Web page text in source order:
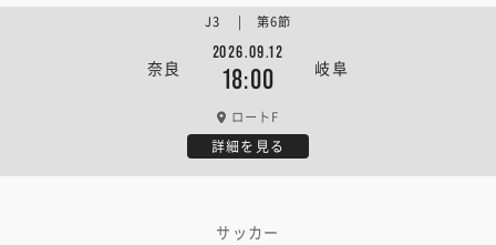
奈良
2026.09.12
18:00 岐阜
J3 | 第6節
ロートF
詳細を見る
サッカー